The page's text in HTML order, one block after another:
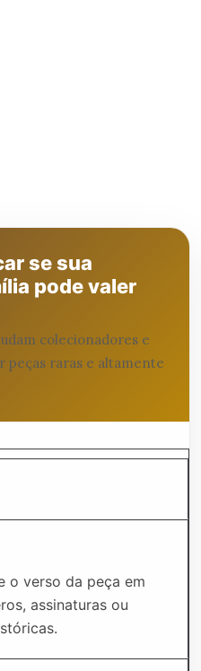
se sua
pode valer
colecionadores e
peças raras e altamente
o verso da peça em
assinaturas ou